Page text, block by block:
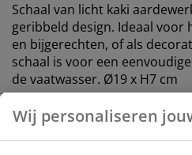
Schaal van licht kaki
geribbeld design. Ideaal voor
en bijgerechten, of als
schaal is voor een
de vaatwasser. Ø19 x H7 cm
Artikelnummer: 4912891
Wij personaliseren